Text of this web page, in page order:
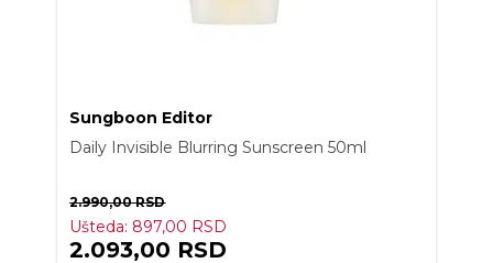
Sungboon Editor
Daily Invisible Blurring Sunscreen 50ml
2.990,00RSD
Ušteda: 897,00 RSD
2.093,00 RSD